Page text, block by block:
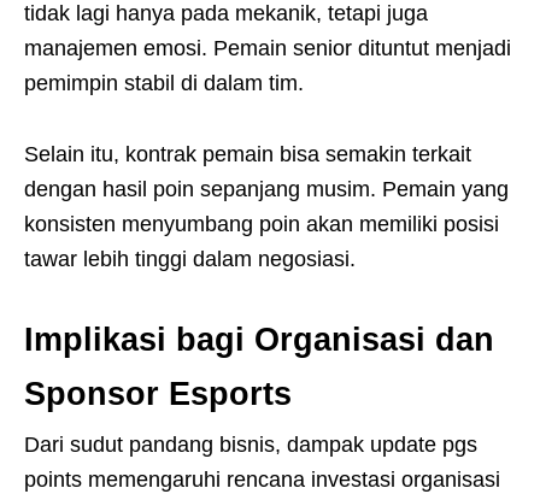
tidak lagi hanya pada mekanik, tetapi juga
manajemen emosi. Pemain senior dituntut menjadi
pemimpin stabil di dalam tim.
Selain itu, kontrak pemain bisa semakin terkait
dengan hasil poin sepanjang musim. Pemain yang
konsisten menyumbang poin akan memiliki posisi
tawar lebih tinggi dalam negosiasi.
Implikasi bagi Organisasi dan
Sponsor Esports
Dari sudut pandang bisnis, dampak update pgs
points memengaruhi rencana investasi organisasi